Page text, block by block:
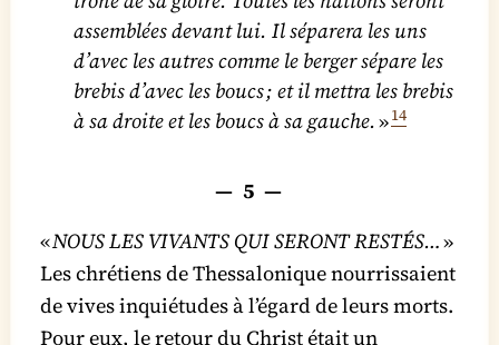
assemblées devant lui. Il séparera les uns
d’avec les autres comme le berger sépare les
brebis d’avec les boucs ; et il mettra les brebis
à sa droite et les boucs à sa gauche.»14
— 5 —
«NOUS LES VIVANTS QUI SERONT RESTÉS…»
Les chrétiens de Thessalonique nourrissaient
de vives inquiétudes à l’égard de leurs morts.
Pour eux, le retour du Christ était un